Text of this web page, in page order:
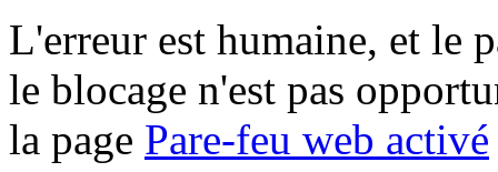
L'erreur est humaine, et le
le blocage n'est pas
la page Pare-feu web activé